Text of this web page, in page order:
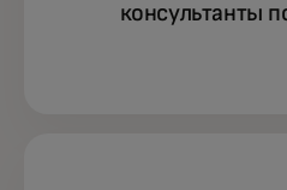
консультанты